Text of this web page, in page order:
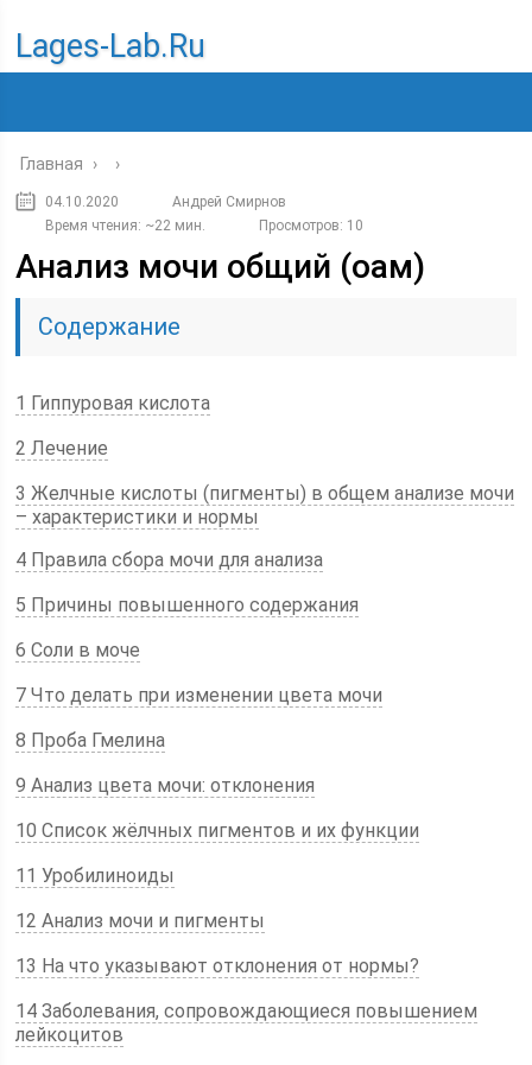
Lages-Lab.ru
Главная › ›
04.10.2020
Андрей Смирнов
Время чтения: ~22 мин.
Просмотров: 10
Анализ мочи общий (оам)
Содержание
1 Гиппуровая кислота
2 Лечение
3 Желчные кислоты (пигменты) в общем анализе мочи
– характеристики и нормы
4 Правила сбора мочи для анализа
5 Причины повышенного содержания
6 Соли в моче
7 Что делать при изменении цвета мочи
8 Проба Гмелина
9 Анализ цвета мочи: отклонения
10 Список жёлчных пигментов и их функции
11 Уробилиноиды
12 Анализ мочи и пигменты
13 На что указывают отклонения от нормы?
14 Заболевания, сопровождающиеся повышением
лейкоцитов